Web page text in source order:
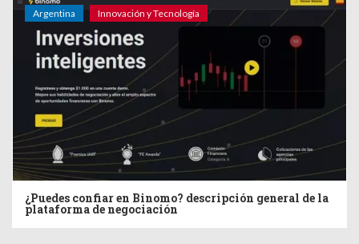
Argentina Innovación y Tecnología
¿Puedes confiar en Binomo? descripción general de la
plataforma de negociación